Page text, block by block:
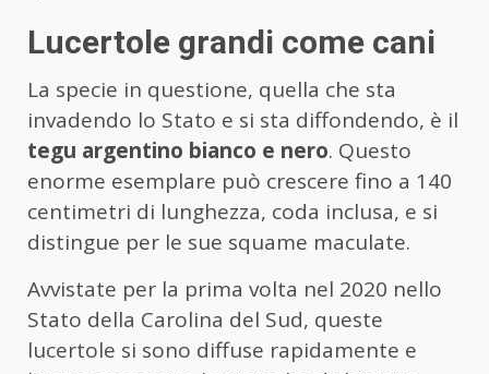
Lucertole grandi come cani
La specie in questione, quella che sta
invadendo lo Stato e si sta diffondendo, è il
tegu argentino bianco e nero. Questo
enorme esemplare può crescere fino a 140
centimetri di lunghezza, coda inclusa, e si
distingue per le sue squame maculate.
Avvistate per la prima volta nel 2020 nello
Stato della Carolina del Sud, queste
lucertole si sono diffuse rapidamente e